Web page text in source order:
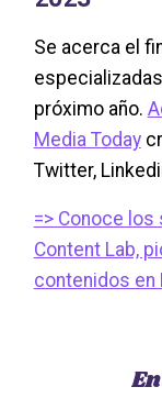
Se acerca el
próximo año.
Media Today
Twitter,
=> Conoce
Content Lab,
contenidos en